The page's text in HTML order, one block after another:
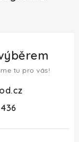
tu pro vás!